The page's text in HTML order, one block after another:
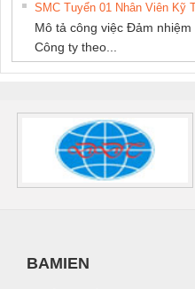
SMC Tuyển 01 Nhân Viên Kỹ
Mô tả công việc Đảm
Công ty theo...
BAMIEN